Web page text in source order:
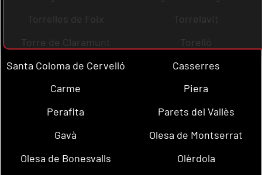
Torrelles de Foix
Torrelavit
Torre de Claramunt
Torelló
Santa Coloma de Cervelló
Casserres
Carme
Piera
Perafita
Parets del Vallès
Gavà
Olesa de Montserrat
Olesa de Bonesvalls
Olèrdola